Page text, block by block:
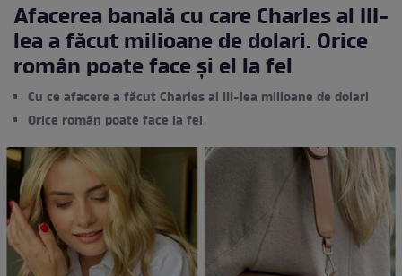
Afacerea banală cu care Charles al III-
lea a făcut milioane de dolari. Orice
român poate face și el la fel
Cu ce afacere a făcut Charles al III-lea milioane de dolari
Orice român poate face la fel